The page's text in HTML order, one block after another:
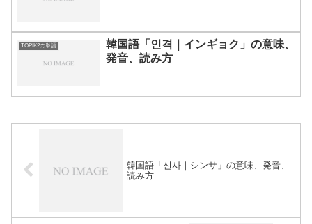
TOPIK2の単語
韓国語「인격｜インギョク」の意味、
発音、読み方
韓国語「신사｜シンサ」の意味、発音、
読み方